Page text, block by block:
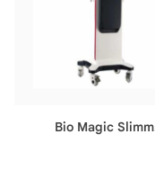
Bio Magic Slimm